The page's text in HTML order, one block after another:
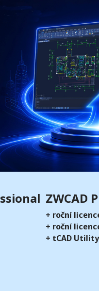
ZWCAD
+ roční
+ roční
+ tCAD Utility